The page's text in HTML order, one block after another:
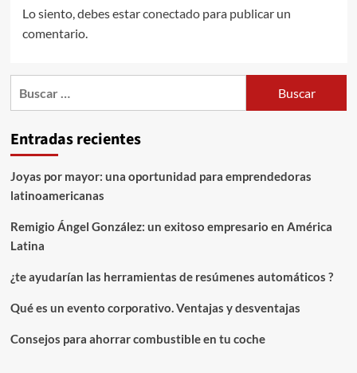
Lo siento, debes estarconectadopara publicar un
comentario.
Entradas recientes
Joyas por mayor: una oportunidad para emprendedoras
latinoamericanas
Remigio Ángel González: un exitoso empresario en América
Latina
¿te ayudarían las herramientas de resúmenes automáticos ?
Qué es un evento corporativo. Ventajas y desventajas
Consejos para ahorrar combustible en tu coche